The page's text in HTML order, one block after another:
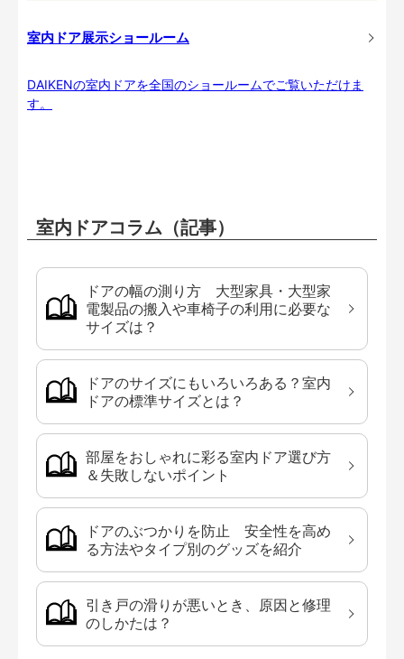
室内ドア展示ショールーム
DAIKENの室内ドアを全国のショールームでご覧いただけま
す。
室内ドアコラム（記事）
ドアの幅の測り方 大型家具・大型家
電製品の搬入や車椅子の利用に必要な
サイズは？
ドアのサイズにもいろいろある？室内
ドアの標準サイズとは？
部屋をおしゃれに彩る室内ドア選び方
＆失敗しないポイント
ドアのぶつかりを防止 安全性を高め
る方法やタイプ別のグッズを紹介
引き戸の滑りが悪いとき、原因と修理
のしかたは？